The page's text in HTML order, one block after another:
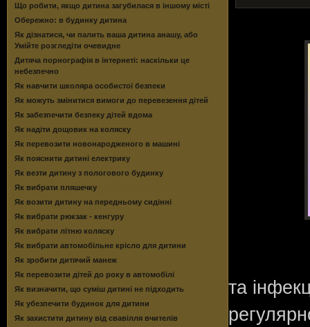
Що робити, якщо дитина загубилася в іншому місті
Обережно: в будинку дитина
Як дізнатися, чи палить ваша дитина анашу, або
Умійте розгледіти очевидне
Дитяча порнографія в інтернеті: наскільки це
небезпечно
Як навчити школяра особистої безпеки
Як можуть змінитися вимоги до перевезення дітей
Як забезпечити безпеку дітей вдома
Як надіти дощовик на коляску
Як перевозити новонародженого в машині
Як пояснити дитині електрику
Як везти дитину з пологового будинку
Як вибрати пляшечку
Як возити дитину на передньому сидінні
Як вибрати рюкзак - кенгуру
Як вибрати літню коляску
Як вибрати автомобільне крісло для дитини
Як зробити дитячий манеж
Як перевозити дітей до року в автомобілі
Як визначити, що суміш дитині не підходить
Як убезпечити будинок для дитини
Як захистити дитину від свавілля вчителів
та